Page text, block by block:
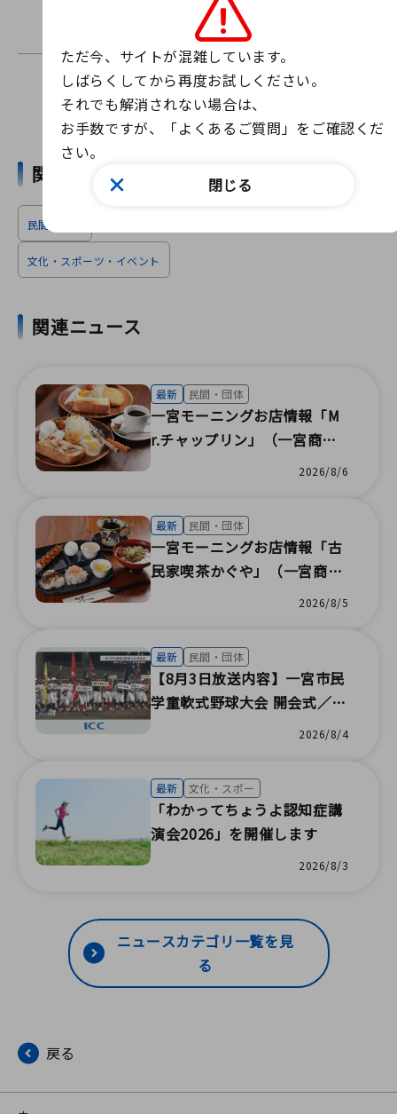
お問い合わせは上記のフォームからお願いします。
ニュースを探す
関連ワード
民間・団体
文化・スポーツ・イベント
関連ニュース
最新 民間・団体
一宮モーニングお店情報「M
r.チャップリン」（一宮商工
2026/8/6
最新 民間・団体
一宮モーニングお店情報「古
民家喫茶かぐや」（一宮商工
2026/8/5
最新 民間・団体
【8月3日放送内容】一宮市民
学童軟式野球大会 開会式／福
森の夏まつり／地域の祭りで
教室／命の大切さを学ぶ教室
／親子で学ぶ防災教室／100
万人のクラシックライブ／感
染症患者移送訓練（株式会社
2026/8/4
最新 文化・スポー
「わかってちょうよ認知症講
演会2026」を開催します
2026/8/3
ニュースカテゴリ一覧を見
る
戻る
ただ今、サイトが混雑しています。
しばらくしてから再度お試しください。
それでも解消されない場合は、
お手数ですが、「よくあるご質問」をご確認くだ
さい。
閉じる